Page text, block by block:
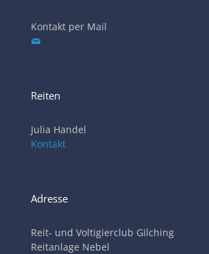
Kontakt per Mail
Reiten
Julia Handel
Kontakt
Adresse
Reit- und Voltigierclub Gilching
Reitanlage Nebel